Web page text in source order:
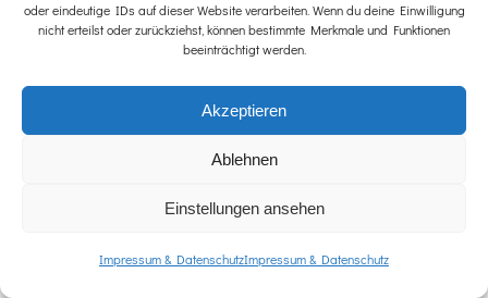
oder eindeutige IDs auf dieser Website verarbeiten. Wenn du deine Einwilligung
nicht erteilst oder zurückziehst, können bestimmte Merkmale und Funktionen
beeinträchtigt werden.
Akzeptieren
Ablehnen
Einstellungen ansehen
Impressum & DatenschutzImpressum & Datenschutz